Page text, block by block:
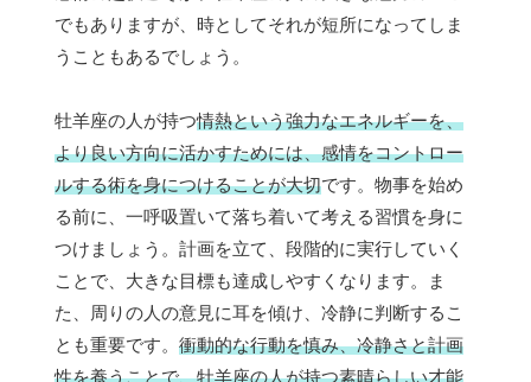
でもありますが、時としてそれが短所になってしま
うこともあるでしょう。
牡羊座の人が持つ情熱という強力なエネルギーを、
より良い方向に活かすためには、感情をコントロー
ルする術を身につけることが大切です。物事を始め
る前に、一呼吸置いて落ち着いて考える習慣を身に
つけましょう。計画を立て、段階的に実行していく
ことで、大きな目標も達成しやすくなります。ま
た、周りの人の意見に耳を傾け、冷静に判断するこ
とも重要です。 衝動的な行動を慎み、冷静さと計画
性を養うことで、牡羊座の人が持つ素晴らしい才能